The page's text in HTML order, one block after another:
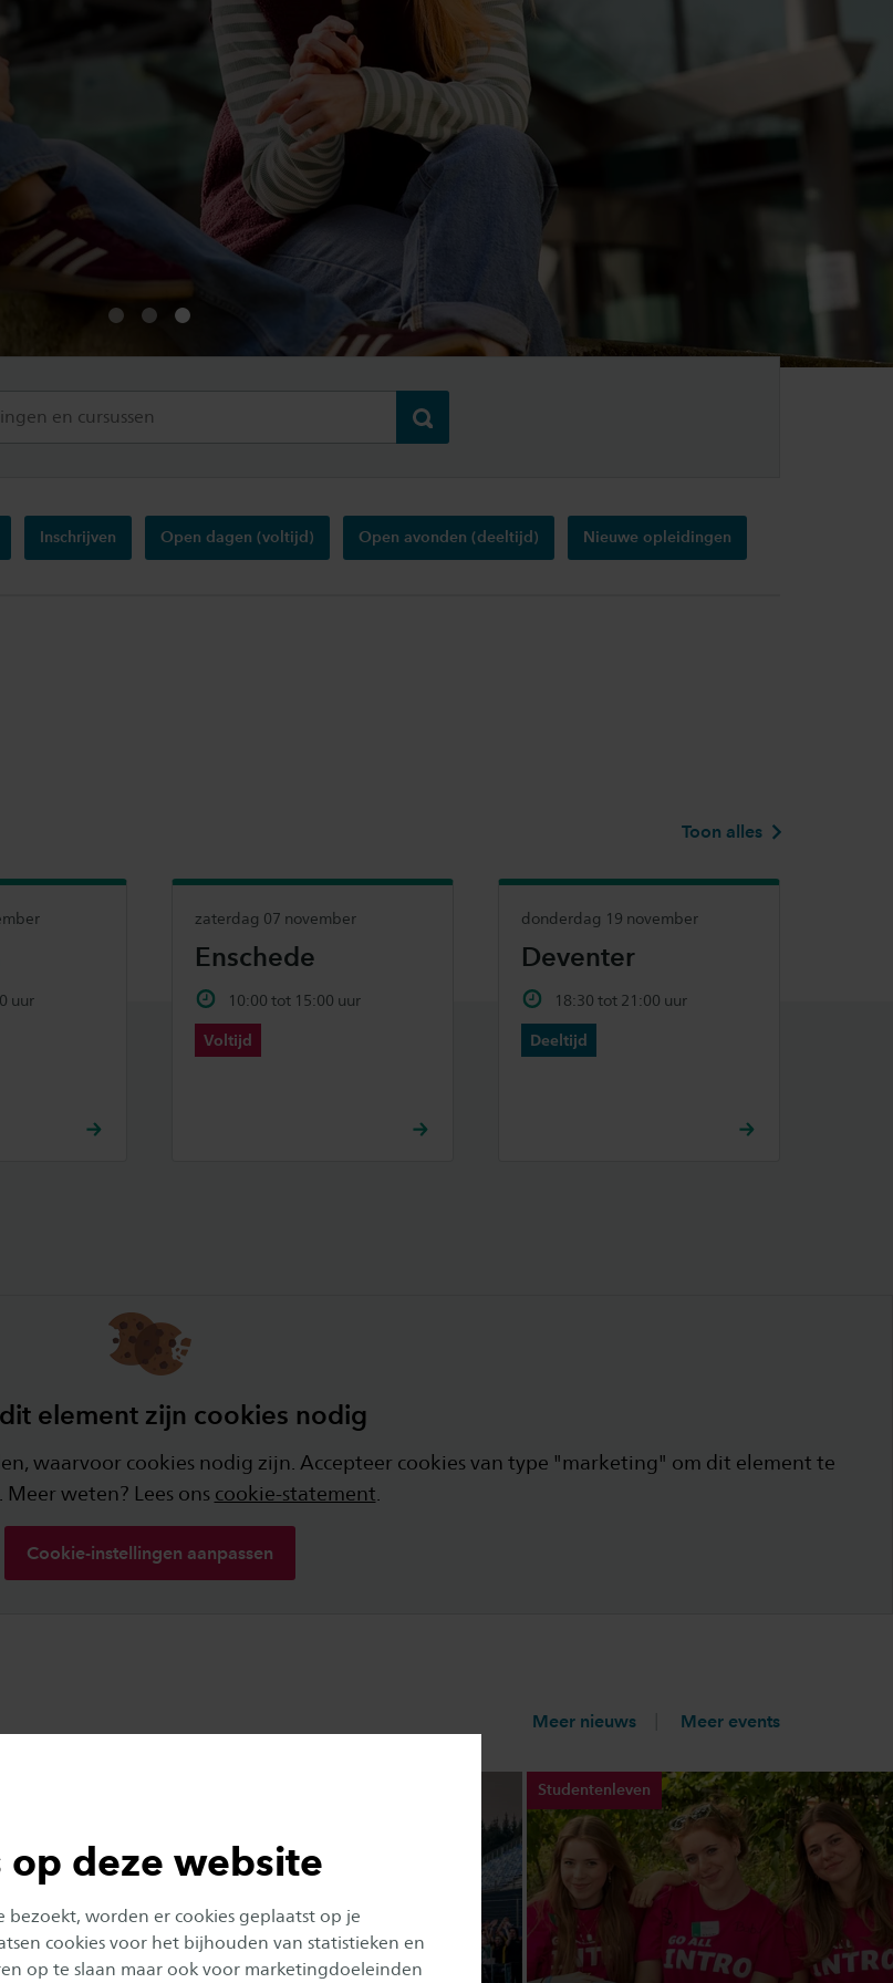
op deze website
bezoekt, worden er cookies geplaatst op je
cookies voor het bijhouden van statistieken en
op te slaan maar ook voor marketingdoeleinden
Verzenden
Inschrijven Open dagen (voltijd) Open avonden (deeltijd) Nieuwe opleidingen
Toon alles
uur
zaterdag 07 november
Enschede
10:00 tot 15:00 uur
Voltijd
donderdag 19 november
Deventer
18:30 tot 21:00 uur
Deeltijd
element zijn cookies nodig
waarvoor cookies nodig zijn. Accepteer cookies van type "marketing" om dit element te
Meer weten? Lees ons cookie-statement
Cookie-instellingen aanpassen
Meer nieuws Meer events
Studentenleven